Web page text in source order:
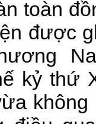
toàn
được
kỷ thứ